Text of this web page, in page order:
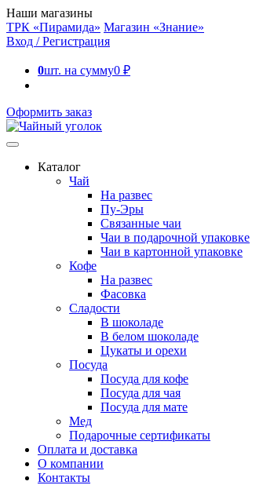
Наши магазины
ТРК «Пирамида» Магазин «Знание»
Вход / Регистрация
0шт. на сумму0 ₽
Оформить заказ
Каталог
Чай
На развес
Пу-Эры
Связанные чаи
Чаи в подарочной упаковке
Чаи в картонной упаковке
Кофе
На развес
Фасовка
Сладости
В шоколаде
В белом шоколаде
Цукаты и орехи
Посуда
Посуда для кофе
Посуда для чая
Посуда для мате
Мед
Подарочные сертификаты
Оплата и доставка
О компании
Контакты